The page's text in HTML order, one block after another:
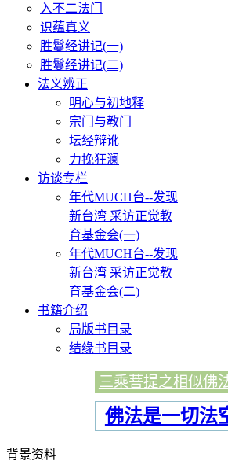
入不二法门
识蕴真义
胜鬘经讲记(一)
胜鬘经讲记(二)
法义辨正
明心与初地释
宗门与教门
坛经辩讹
力挽狂澜
访谈专栏
年代MUCH台--发现
新台湾 采访正觉教
育基金会(一)
年代MUCH台--发现
新台湾 采访正觉教
育基金会(二)
书籍介绍
局版书目录
结缘书目录
三乘菩提之相似佛
佛法是一切法
背景资料